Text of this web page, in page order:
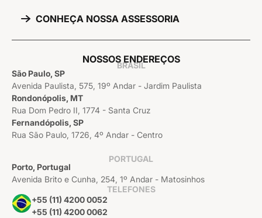
CONHEÇA NOSSA ASSESSORIA
NOSSOS ENDEREÇOS
BRASIL
São Paulo, SP
Avenida Paulista, 575, 19º Andar - Jardim Paulista
Rondonópolis, MT
Rua Dom Pedro II, 1774 - Santa Cruz
Fernandópolis, SP
Rua São Paulo, 1726, 4º Andar - Centro
PORTUGAL
Porto, Portugal
Avenida Brito e Cunha, 254, 1º Andar - Matosinhos
TELEFONES
+55 (11) 4200 0052
+55 (11) 4200 0062